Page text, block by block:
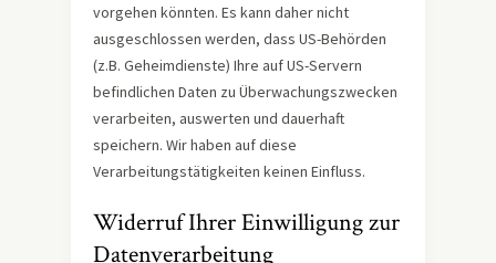
vorgehen könnten. Es kann daher nicht
ausgeschlossen werden, dass US-Behörden
(z.B. Geheimdienste) Ihre auf US-Servern
befindlichen Daten zu Überwachungszwecken
verarbeiten, auswerten und dauerhaft
speichern. Wir haben auf diese
Verarbeitungstätigkeiten keinen Einfluss.
Widerruf Ihrer Einwilligung zur
Datenverarbeitung